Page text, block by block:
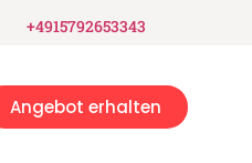
+4915792653343
Angebot erhalten